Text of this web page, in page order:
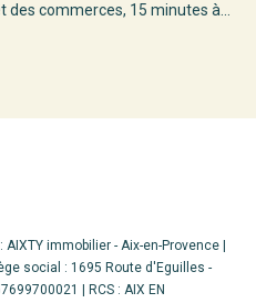
commerces, 15 minutes à...
immobilier - Aix-en-Provence |
social : 1695 Route d'Eguilles -
| RCS : AIX EN